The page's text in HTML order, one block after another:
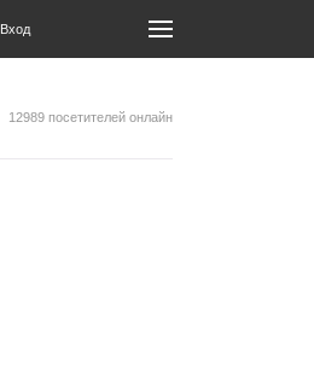
Вход
12989 посетителей онлайн